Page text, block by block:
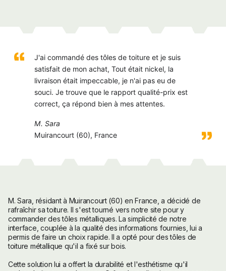
J'ai commandé des tôles de toiture et je suis
satisfait de mon achat, Tout était nickel, la
livraison était impeccable, je n'ai pas eu de
souci. Je trouve que le rapport qualité-prix est
correct, ça répond bien à mes attentes.
M. Sara
Muirancourt (60), France
M. Sara, résidant à Muirancourt (60) en France, a décidé de
rafraîchir sa toiture. Il s'est tourné vers notre site pour y
commander des tôles métalliques. La simplicité de notre
interface, couplée à la qualité des informations fournies, lui a
permis de faire un choix rapide. Il a opté pour des tôles de
toiture métallique qu'il a fixé sur bois.
Cette solution lui a offert la durabilité et l'esthétisme qu'il